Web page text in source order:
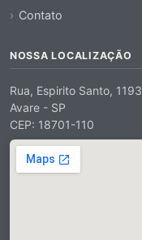
Contato
NOSSA LOCALIZAÇÃO
Rua, Espirito Santo, 1193
Avare - SP
CEP: 18701-110